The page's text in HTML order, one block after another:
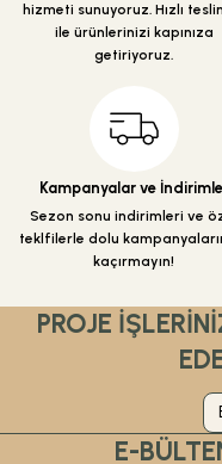
Bu ürüne benzer farklı
hizmeti sunuyoruz. Hızlı
ile ürünlerinizi kapınıza
getiriyoruz.
Kampanyalar ve
Sezon sonu indirimleri ve
teklfilerle dolu
kaçırmayın!
PROJE
E-